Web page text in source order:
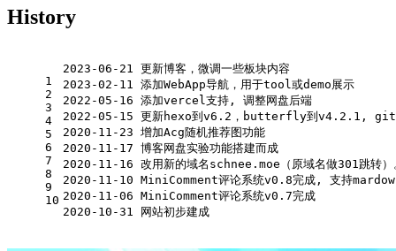
History
1
2
3
4
5
6
7
8
9
10
2023 -06 -21
更新博客，微调一些板块内容
2023 -02 -11
添加WebApp导航，用于tool或demo展示
2022 -05 -16 添加vercel支持, 调整网盘后端
2022 -05 -15 更新hexo到v6 .2 ，butterfly到v4 .2 .1 ,
2020 -11 -23 增加Acg随机推荐图功能
2020 -11 -17 博客网盘实验功能搭建而成
2020 -11 -16 改用新的域名schnee.moe（原域名做301 跳转
2020 -11 -10 MiniComment评论系统v0 .8完成, 支持
2020 -11 -06 MiniComment评论系统v0 .7完成
2020 -10 -31 网站初步建成